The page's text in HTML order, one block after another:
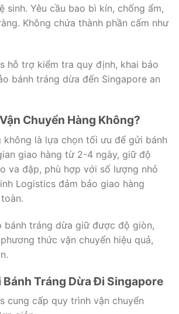
sinh. Yêu cầu bao bì kín, chống ẩm,
Không chứa thành phần cấm như
hỗ trợ kiểm tra quy định, khai báo
bánh tráng dừa đến Singapore an
Chuyển Hàng Không?
không là lựa chọn tối ưu để gửi bánh
giao hàng từ 2-4 ngày, giữ độ
va đập, phù hợp với số lượng nhỏ
Logistics đảm bảo giao hàng
bánh tráng dừa giữ được độ giòn,
thức vận chuyển hiệu quả,
Bánh Tráng Dừa Đi Singapore
cung cấp quy trình vận chuyển